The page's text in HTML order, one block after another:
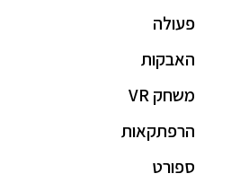
פעולה
האבקות
משחק VR
הרפתקאות
ספורט